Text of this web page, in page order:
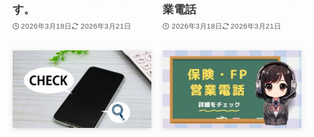
す。
2026年3月18日 2026年3月21日
業電話
2026年3月18日 2026年3月21日